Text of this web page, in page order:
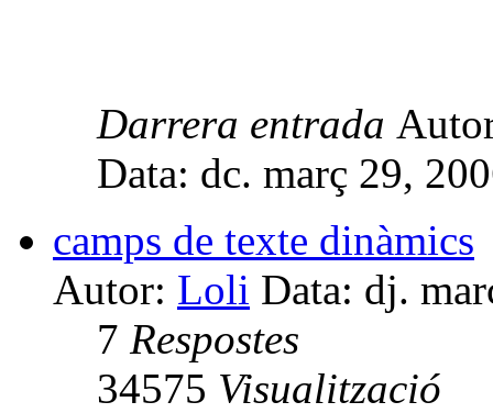
Darrera entrada
Data: dc. març 29,
camps de texte dinàmics
Autor: Loli Data: dj.
7 Respostes
34575 Visualització